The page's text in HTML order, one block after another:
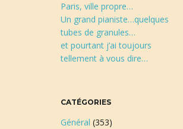
Paris, ville propre…
Un grand pianiste…quelques
tubes de granules…
et pourtant j’ai toujours
tellement à vous dire…
CATÉGORIES
Général (353)